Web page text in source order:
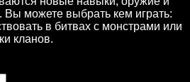
Вы можете выбрать кем играть:
в битвах с монстрами или
кланов.